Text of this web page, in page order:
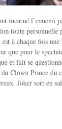
incarné l’ennemi
toute
à chaque fois
que pour le
et fait se
Clown Prince du
Joker sort en